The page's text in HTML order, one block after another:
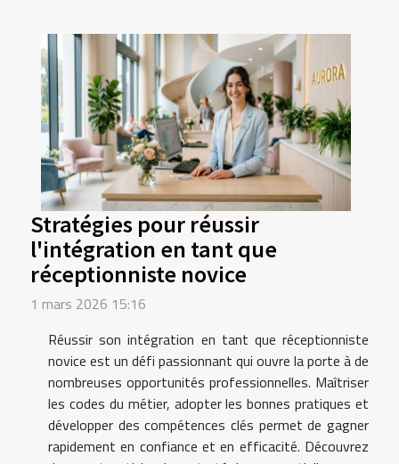
Stratégies pour réussir
l'intégration en tant que
réceptionniste novice
1 mars 2026 15:16
Réussir son intégration en tant que réceptionniste
novice est un défi passionnant qui ouvre la porte à de
nombreuses opportunités professionnelles. Maîtriser
les codes du métier, adopter les bonnes pratiques et
développer des compétences clés permet de gagner
rapidement en confiance et en efficacité. Découvrez